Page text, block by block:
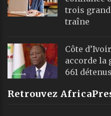
trois
traîne
Côte
accorde la
661 détenus
Retrouvez